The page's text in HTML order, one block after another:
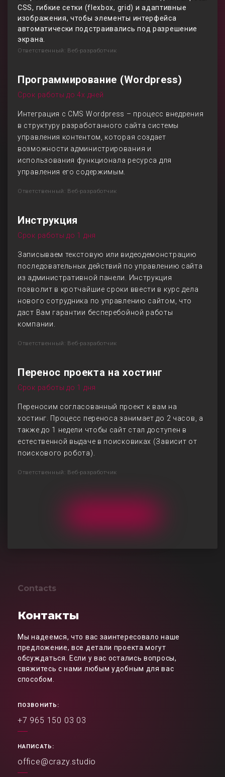
CSS, гибкие сетки (flexbox, grid) и адаптивные
изображения, чтобы элементы интерфейса
автоматически подстраивались под разрешение
экрана.
Ответственный: Веб-разработчик
Программирование (Wordpress)
Срок работы до 4х дней
Интеграция с CMS Wordpress – процесс внедрения
в структуру разработанного сайта системы
управления контентом, которая создает
возможности администрирования и
использования функционала ресурса для
управления его содержимым.
Ответственный: Веб-разработчик
Инструкция
Срок работы до 1 дня
Записываем текстовую или видеодемонстрацию
последовательных действий по управлению сайта
из административной панели. Инструкция
позволит в кротчайшие сроки ввести в курс дела
нового сотрудника по управлению сайтом, что
даст Вам гарантии бесперебойной работы
компании.
Ответственный: Веб-разработчик
Перенос проекта на хостинг
Срок работы до 1 дня
Переносим согласованный проект к вам на
хостинг. Процесс переноса занимает до 2 часов, а
также до 1 недели чтобы сайт стал доступен в
естественной выдаче в поисковиках (Зависит от
поискового робота).
Ответственный: Веб-разработчик
Contacts
Контакты
Мы надеемся, что вас заинтересовало наше
предложение, все детали проекта могут
обсуждаться. Если у вас остались вопросы,
свяжитесь с нами любым удобным для вас
способом.
ПОЗВОНИТЬ:
+7 965 150 03 03
НАПИСАТЬ:
office@crazy.studio